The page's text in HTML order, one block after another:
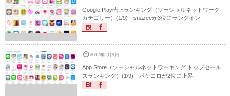
Google Play売上ランキング（ソーシャルネットワーク
カテゴリー）(1/9) snazeeが3位にランクイン
2017年1月9日
App Store（ソーシャルネットワーキング トップセール
スランキング）(1/9) ポケコロが2位に上昇